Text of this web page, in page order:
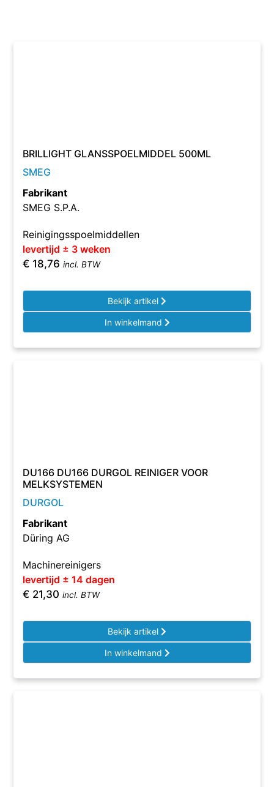
BRILLIGHT GLANSSPOELMIDDEL 500ML
SMEG
Fabrikant
SMEG S.P.A.
Reinigingsspoelmiddellen
levertijd ± 3 weken
€ 18,76 incl. BTW
Bekijk artikel
In winkelmand
DU166 DU166 DURGOL REINIGER VOOR
MELKSYSTEMEN
DURGOL
Fabrikant
Düring AG
Machinereinigers
levertijd ± 14 dagen
€ 21,30 incl. BTW
Bekijk artikel
In winkelmand